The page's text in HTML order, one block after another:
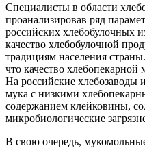
Специалисты в области
проанализировав ряд
российских хлебобулочных
качество хлебобулочной
традициям населения
что качество
На российские хлебозаводы
мука с низкими
содержанием клейковины,
микробиологические
В свою очередь,